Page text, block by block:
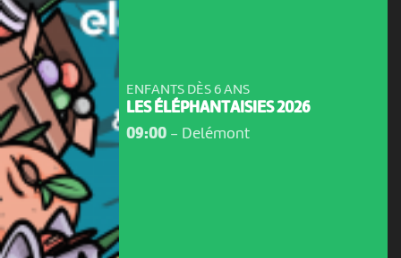
ENFANTS DÈS 6 ANS
LES ÉLÉPHANTAISIES 2026
09:00- Delémont